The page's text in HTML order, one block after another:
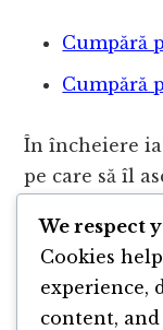
Cumpără
Cumpără
În încheiere
pe care să îl
We respect
Cookies
experience,
content, and